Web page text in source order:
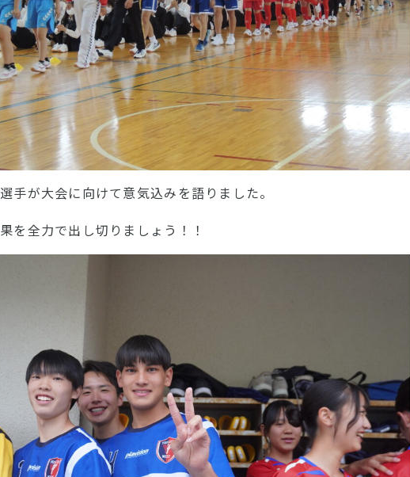
手が大会に向けて意気込みを語りました。
を全力で出し切りましょう！！